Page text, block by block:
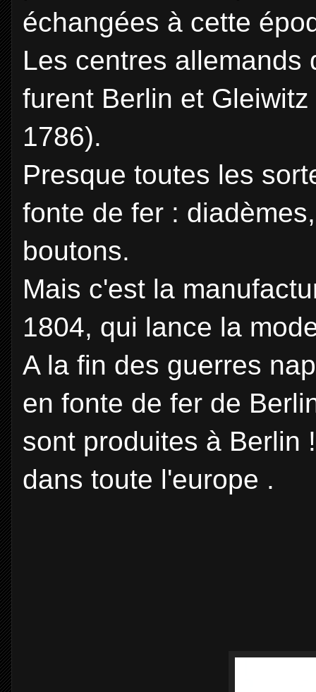
échangées à cette
Les centres allemands
furent Berlin et
1786).
Presque toutes les
fonte de fer :
boutons.
Mais c'est la
1804, qui lance la
A la fin des guerres
en fonte de fer de
sont produites à Berlin
dans toute l'europe .